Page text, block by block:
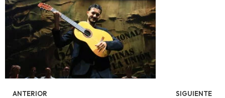
ANTERIOR SIGUIENTE